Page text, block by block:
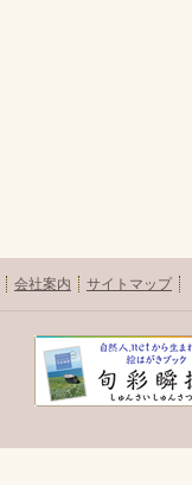
会社案内 サイトマップ